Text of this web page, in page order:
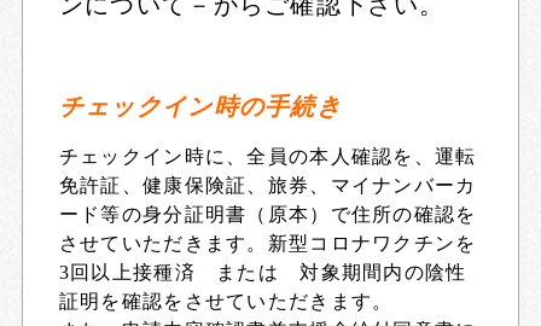
チェックイン時の手続き
チェックイン時に、全員の本人確認を、運転
免許証、健康保険証、旅券、マイナンバーカ
ード等の身分証明書（原本）で住所の確認を
させていただきます。新型コロナワクチンを
3回以上接種済 または 対象期間内の陰性
証明を確認をさせていただきます。